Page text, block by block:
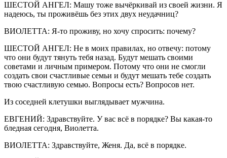
ШЕСТОЙ АНГЕЛ: Машу тоже вычёркивай из своей жизни. Я
надеюсь, ты проживёшь без этих двух неудачниц?
ВИОЛЕТТА: Я-то проживу, но хочу спросить: почему?
ШЕСТОЙ АНГЕЛ: Не в моих правилах, но отвечу: потому
что они будут тянуть тебя назад. Будут мешать своими
советами и личным примером. Потому что они не смогли
создать свои счастливые семьи и будут мешать тебе создать
твою счастливую семью. Вопросы есть? Вопросов нет.
Из соседней клетушки выглядывает мужчина.
ЕВГЕНИЙ: Здравствуйте. У вас всё в порядке? Вы какая-то
бледная сегодня, Виолетта.
ВИОЛЕТТА: Здравствуйте, Женя. Да, всё в порядке.